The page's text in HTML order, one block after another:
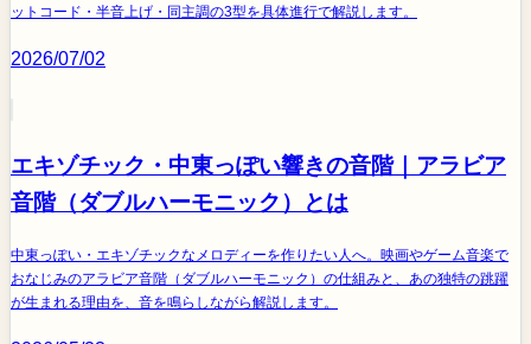
ットコード・半音上げ・同主調の3型を具体進行で解説します。
2026/07/02
エキゾチック・中東っぽい響きの音階｜アラビア
音階（ダブルハーモニック）とは
中東っぽい・エキゾチックなメロディーを作りたい人へ。映画やゲーム音楽で
おなじみのアラビア音階（ダブルハーモニック）の仕組みと、あの独特の跳躍
が生まれる理由を、音を鳴らしながら解説します。